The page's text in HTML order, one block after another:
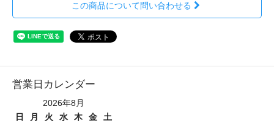
この商品について問い合わせる
営業日カレンダー
2026年8月
日
月 火 水 木 金
土